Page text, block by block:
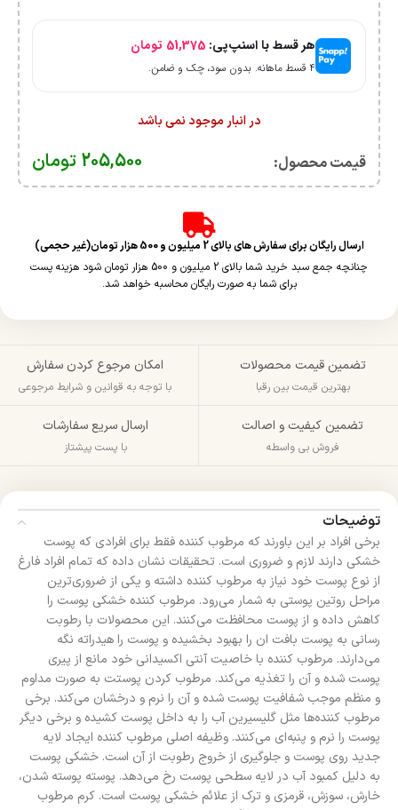
هر قسط با اسنپ‌پی: 51,375 تومان
۴ قسط ماهانه. بدون سود، چک و ضامن.
در انبار موجود نمی باشد
قیمت محصول:​ 205,500 تومان
ارسال رایگان برای سفارش های بالای 2 میلیون و 500 هزار تومان(غیر حجمی)
چنانچه جمع سبد خرید شما بالای 2 میلیون و 500 هزار تومان شود هزینه پست
برای شما به صورت رایگان محاسبه خواهد شد.
تضمین قیمت محصولات
بهترین قیمت بین رقبا
امکان مرجوع کردن سفارش
با توجه به قوانین و شرایط مرجوعی
تضمین کیفیت و اصالت
فروش بی واسطه
ارسال سریع سفارشات
با پست پیشتاز
توضیحات
برخی افراد بر این باورند که مرطوب کننده فقط برای افرادی که پوست
خشکی دارند لازم و ضروری است. تحقیقات نشان داده که تمام افراد فارغ
از نوع پوست خود نیاز به مرطوب کننده داشته و یکی از ضروری‌ترین
مراحل روتین پوستی به شمار می‌رود. مرطوب کننده خشکی پوست را
کاهش داده و از پوست محافظت می‌کنند. این محصولات با رطوبت
رسانی به پوست بافت ان را بهبود بخشیده و پوست را هیدراته نگه
می‌دارند. مرطوب کننده با خاصیت آنتی اکسیدانی خود مانع از پیری
پوست شده و آن را تغذیه می‌کند. مرطوب کردن پوستت به صورت مداوم
و منظم موجب شفافیت پوست شده و آن را نرم و درخشان می‌کند. برخی
مرطوب کننده‌ها مثل گلیسیرین آب را به داخل پوست کشیده و برخی دیگر
پوست را نرم و پنبه‌ای می‌کنند. وظیفه اصلی مرطوب کننده ایجاد لایه
جدید روی پوست و جلوگیری از خروج رطوبت از آن است. خشکی پوست
به دلیل کمبود آب در لایه سطحی پوست رخ می‌دهد. پوسته پوسته شدن،
خارش، سوزش، قرمزی و ترک از علائم خشکی پوست است. کرم مرطوب